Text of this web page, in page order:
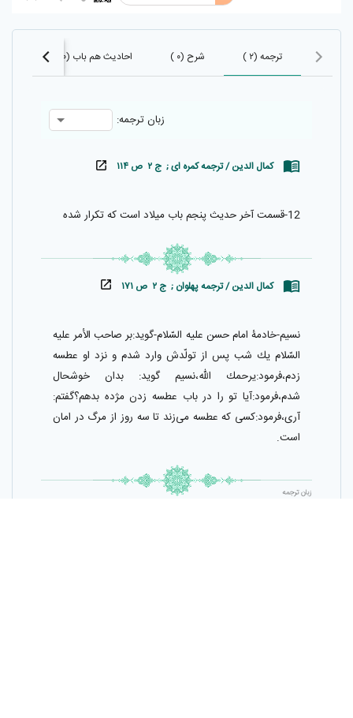
ترجمه (۲ ) شرح (۰ ) احادیث هم باب (۳۰)
زبان ترجمه:
کمال الدین / ترجمه کمره ای ; ج ۲ ص ۱۱۴
12-قسمت آخر حديث پنجم باب ميلاد است كه تكرار شده
کمال الدین / ترجمه پهلوان ; ج ۲ ص ۱۷۱
نسيم-خادمۀ امام حسن عليه السّلام-گويد:بر صاحب الأمر عليه
السّلام يك شب پس از تولّدش وارد شدم و نزد او عطسه
زدم،فرمود:يرحمك اللّٰه،نسيم گويد: بدان خوشحال
شدم،فرمود:آيا تو را در باب عطسه زدن مژده بدهم‌؟گفتم:
آرى،فرمود:كسى كه عطسه مى‌زند تا سه روز از مرگ در امان
است.
زبان ترجمه